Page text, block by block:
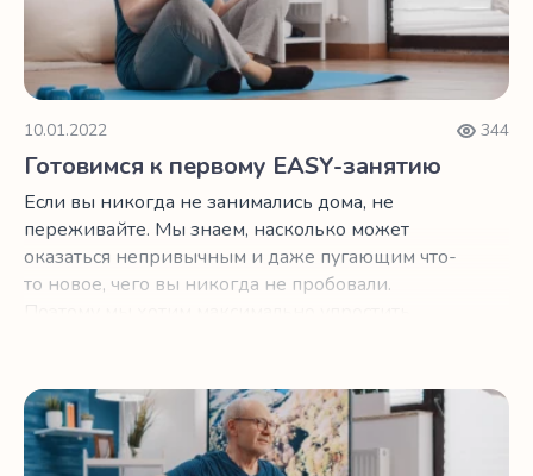
10.01.2022 344
Готовимся к первому EASY-занятию
Если вы никогда не занимались дома, не
переживайте. Мы знаем, насколько может
оказаться непривычным и даже пугающим что-
то новое, чего вы никогда не пробовали.
Как начать и не бросить спорт после 50?